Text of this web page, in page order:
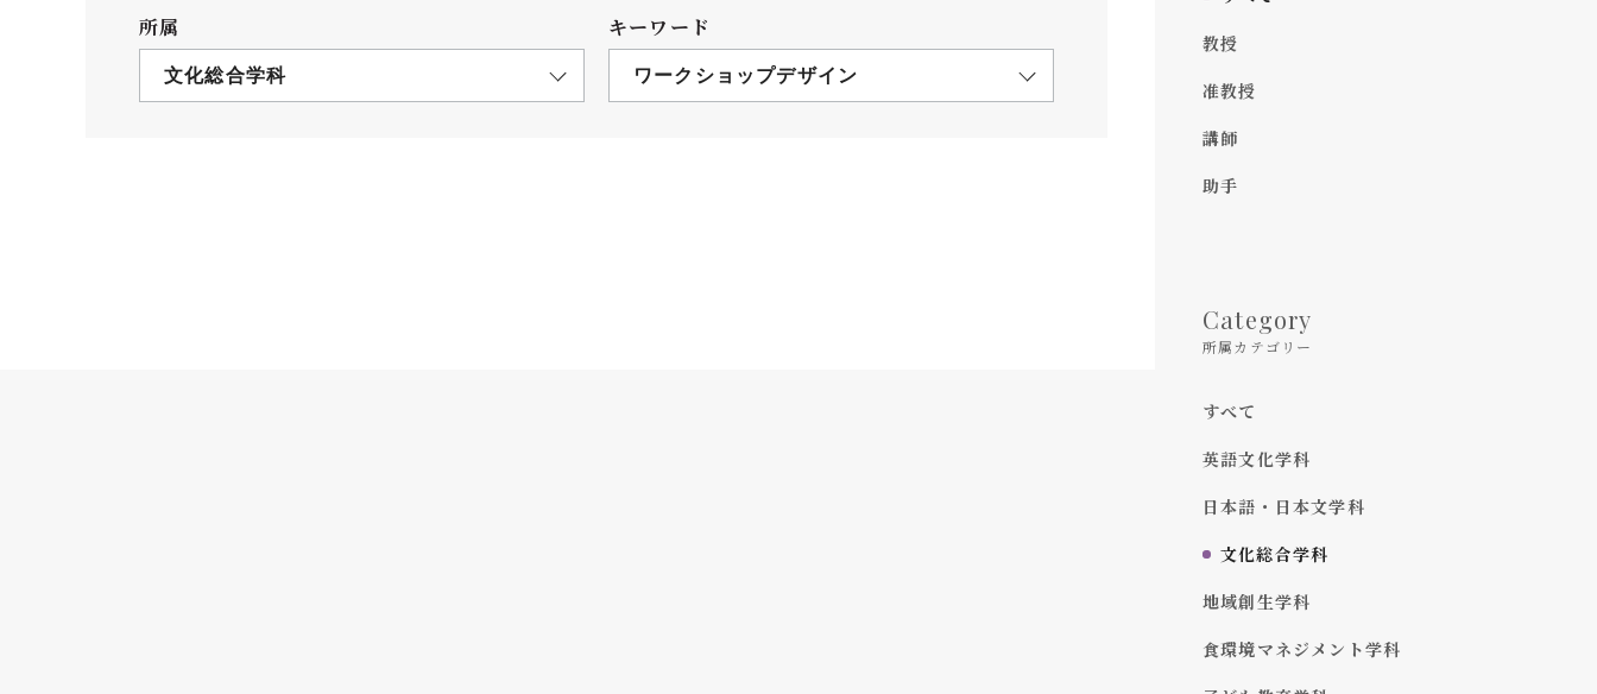
３Dパノラマビュー
所属
文化総合学科
キーワード
ワークショップデザイン
教授
准教授
講師
助手
Category
所属カテゴリー
すべて
英語文化学科
日本語・日本文学科
文化総合学科
地域創生学科
食環境マネジメント学科